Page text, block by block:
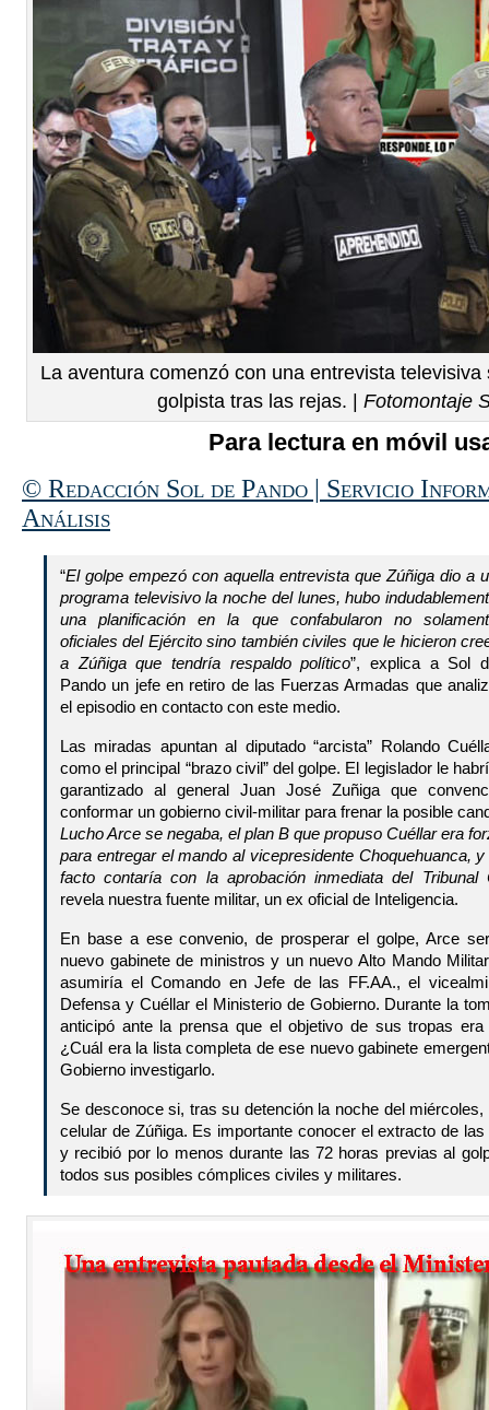
La aventura comenzó con una entrevista
golpista tras las rejas. | Fotomontaje
Para lectura en móvil
© Redacción Sol de Pando | Servicio
Análisis
“El golpe empezó con aquella entrevista que Zúñiga dio a
programa televisivo la noche del lunes, hubo
una planificación en la que confabularon no
oficiales del Ejército sino también civiles que le hicieron
a Zúñiga que tendría respaldo político”, explica a Sol
Pando un jefe en retiro de las Fuerzas Armadas que
el episodio en contacto con este medio.
Las miradas apuntan al diputado “arcista” Rolando
como el principal “brazo civil” del golpe. El legislador le
garantizado al general Juan José Zuñiga que
conformar un gobierno civil-militar para frenar la posible
Lucho Arce se negaba, el plan B que propuso Cuéllar era
para entregar el mando al vicepresidente Choquehuanca,
facto contaría con la aprobación inmediata del Tribunal
revela nuestra fuente militar, un ex oficial de Inteligencia.
En base a ese convenio, de prosperar el golpe, Arce
nuevo gabinete de ministros y un nuevo Alto Mando
asumiría el Comando en Jefe de las FF.AA., el
Defensa y Cuéllar el Ministerio de Gobierno. Durante la
anticipó ante la prensa que el objetivo de sus tropas era
¿Cuál era la lista completa de ese nuevo gabinete
Gobierno investigarlo.
Se desconoce si, tras su detención la noche del
celular de Zúñiga. Es importante conocer el extracto de
y recibió por lo menos durante las 72 horas previas al
todos sus posibles cómplices civiles y militares.